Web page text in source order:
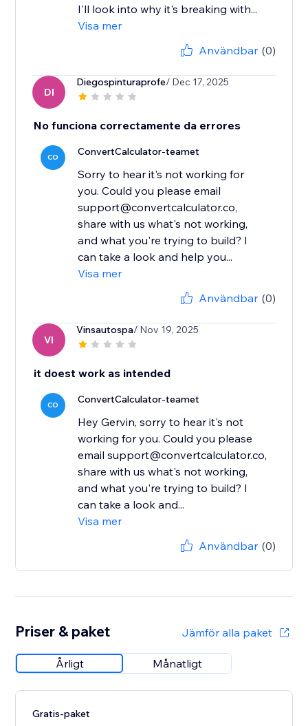
I'll look into why it's breaking with...
Visa mer
Användbar (0)
DI
Diegospinturaprofe/ Dec 17, 2025
No funciona correctamente da errores
CO ConvertCalculator-teamet
Sorry to hear it's not working for
you. Could you please email
support@convertcalculator.co,
share with us what's not working,
and what you're trying to build? I
can take a look and help you...
Visa mer
Användbar (0)
VI
Vinsautospa/ Nov 19, 2025
it doest work as intended
CO ConvertCalculator-teamet
Hey Gervin, sorry to hear it's not
working for you. Could you please
email support@convertcalculator.co,
share with us what's not working,
and what you're trying to build? I
can take a look and...
Visa mer
Användbar (0)
Priser & paket Jämför alla paket
Årligt Månatligt
Gratis-paket